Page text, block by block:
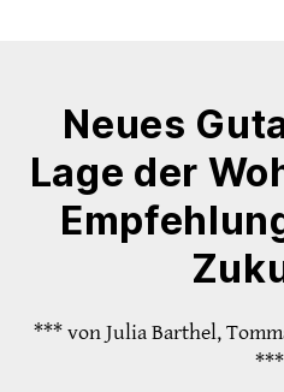
Neues
Lage der
*** von Julia Barthel,
***